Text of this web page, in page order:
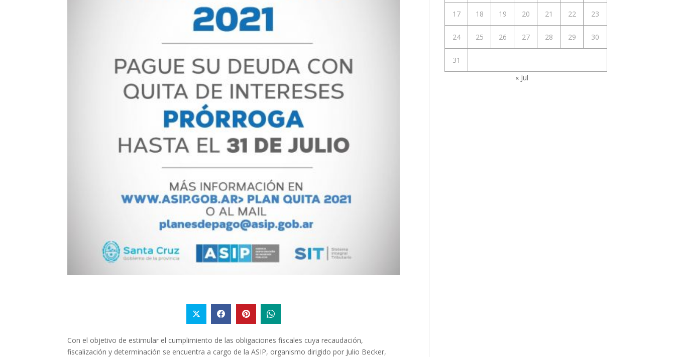
Con el objetivo de estimular el cumplimiento de las obligaciones fiscales cuya recaudación,
fiscalización y determinación se encuentra a cargo de la ASIP, organismo dirigido por Julio Becker,
17 18 19 20 21 22 23
24 25 26 27 28 29 30
31
« Jul